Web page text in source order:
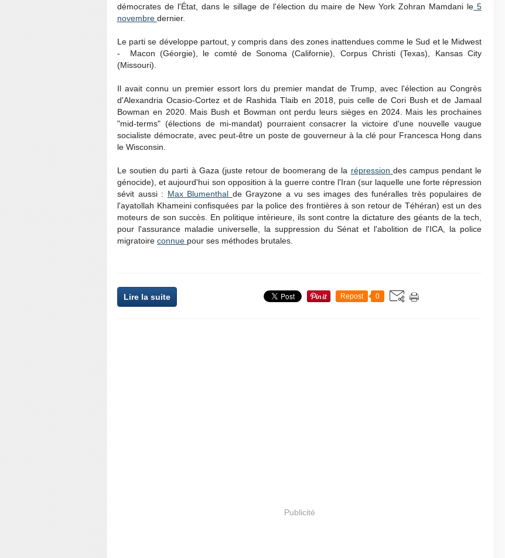
démocrates de l'État, dans le sillage de l'élection du maire de New York Zohran Mamdani le 5
novembre dernier.
Le parti se développe partout, y compris dans des zones inattendues comme le Sud et le Midwest
- Macon (Géorgie), le comté de Sonoma (Californie), Corpus Christi (Texas), Kansas City
(Missouri).
Il avait connu un premier essort lors du premier mandat de Trump, avec l'élection au Congrès
d'Alexandria Ocasio-Cortez et de Rashida Tlaib en 2018, puis celle de Cori Bush et de Jamaal
Bowman en 2020. Mais Bush et Bowman ont perdu leurs sièges en 2024. Mais les prochaines
"mid-terms" (élections de mi-mandat) pourraient consacrer la victoire d'une nouvelle vaugue
socialiste démocrate, avec peut-être un poste de gouverneur à la clé pour Francesca Hong dans
le Wisconsin.
Le soutien du parti à Gaza (juste retour de boomerang de la répression des campus pendant le
génocide), et aujourd'hui son opposition à la guerre contre l'Iran (sur laquelle une forte répression
sévit aussi : Max Blumenthal de Grayzone a vu ses images des funéralles très populaires de
l'ayatollah Khameini confisquées par la police des frontières à son retour de Téhéran) est un des
moteurs de son succès. En politique intérieure, ils sont contre la dictature des géants de la tech,
pour l'assurance maladie universelle, la suppression du Sénat et l'abolition de l'ICA, la police
migratoire connue pour ses méthodes brutales.
Lire la suite Repost 0
Publicité